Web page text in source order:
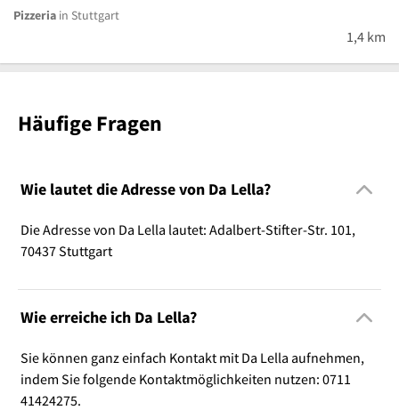
Pizzeria in Stuttgart
1,4 km
Häufige Fragen
Wie lautet die Adresse von Da Lella?
Die Adresse von Da Lella lautet: Adalbert-Stifter-Str. 101,
70437 Stuttgart
Wie erreiche ich Da Lella?
Sie können ganz einfach Kontakt mit Da Lella aufnehmen,
indem Sie folgende Kontaktmöglichkeiten nutzen: 0711
41424275.